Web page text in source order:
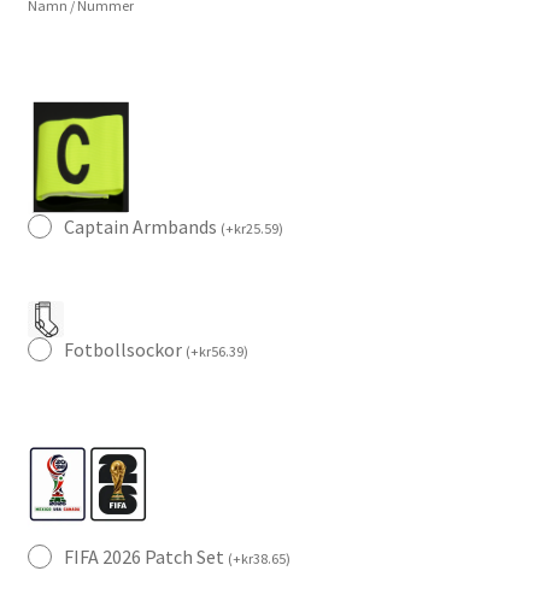
–
Shorts
mängd
Namn / Nummer
Captain Armbands (+kr25.59)
Fotbollsockor (+kr56.39)
FIFA 2026 Patch Set (+kr38.65)